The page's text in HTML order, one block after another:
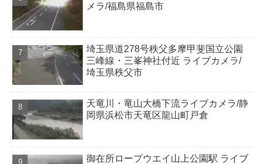
メラ/福島県福島市
埼玉県道278号秩父多摩甲斐国立公園
三峰線・三峯神社付近 ライブカメラ/
埼玉県秩父市
天竜川・竜山大橋下流ライブカメラ/静
岡県浜松市天竜区龍山町戸倉
御在所ロープウエイ山上公園駅 ライブ